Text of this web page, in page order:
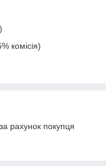
комісія)
рахунок покупця